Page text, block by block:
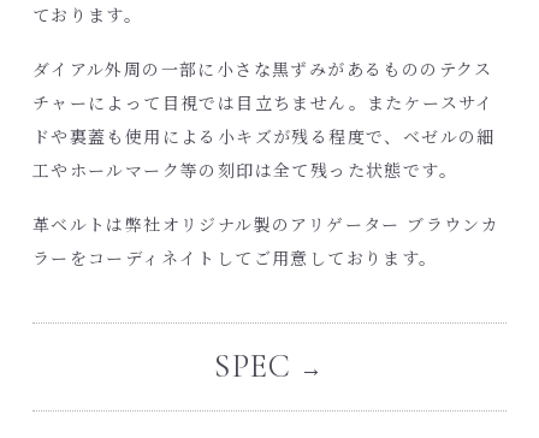
ております。
ダイアル外周の一部に小さな黒ずみがあるもののテクス
チャーによって目視では目立ちません。またケースサイ
ドや裏蓋も使用による小キズが残る程度で、ベゼルの細
工やホールマーク等の刻印は全て残った状態です。
革ベルトは弊社オリジナル製のアリゲーター ブラウンカ
ラーをコーディネイトしてご用意しております。
SPEC